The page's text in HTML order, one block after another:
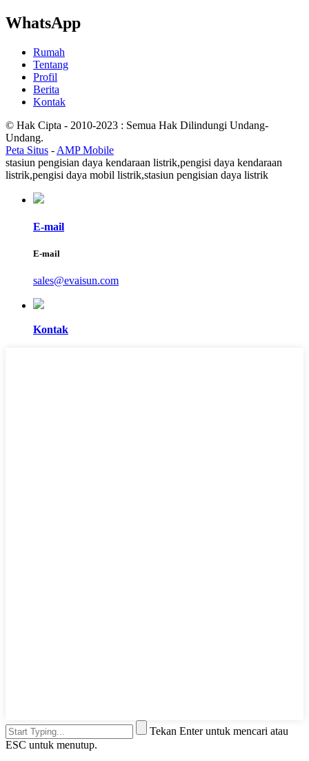
WhatsApp
Rumah
Tentang
Profil
Berita
Kontak
© Hak Cipta - 2010-2023 : Semua Hak Dilindungi Undang-
Undang.
Peta Situs - AMP Mobile
stasiun pengisian daya kendaraan listrik,pengisi daya kendaraan
listrik,pengisi daya mobil listrik,stasiun pengisian daya listrik
E-mail
E-mail
sales@evaisun.com
Kontak
Tekan Enter untuk mencari atau
ESC untuk menutup.